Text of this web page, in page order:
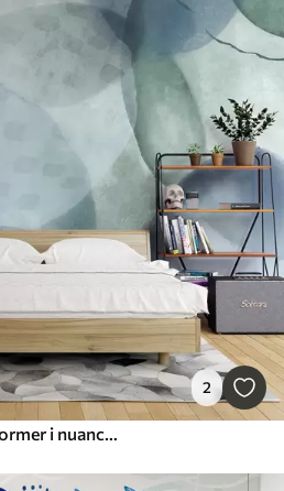
2
Bløde, akvarel abstrakte former i nuancer af blå, grøn og hvid